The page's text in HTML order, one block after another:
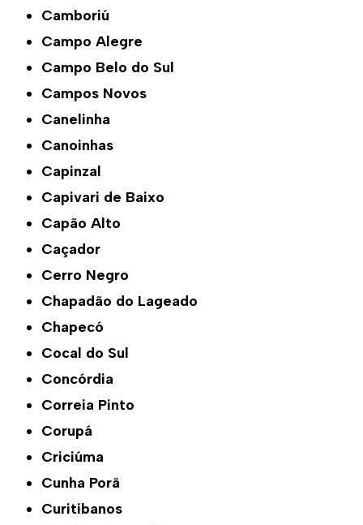
Camboriú
Campo Alegre
Campo Belo do Sul
Campos Novos
Canelinha
Canoinhas
Capinzal
Capivari de Baixo
Capão Alto
Caçador
Cerro Negro
Chapadão do Lageado
Chapecó
Cocal do Sul
Concórdia
Correia Pinto
Corupá
Criciúma
Cunha Porã
Curitibanos